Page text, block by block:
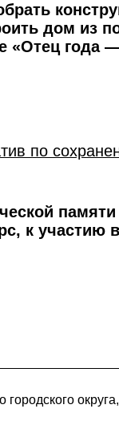
дом из
«Отец года
по
к
городского